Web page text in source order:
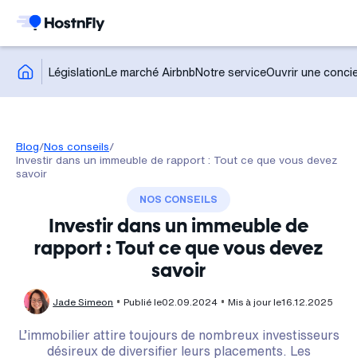
LégislationLe marché AirbnbNotre serviceOuvrir une
Blog/Nos conseils/
Investir dans un immeuble de rapport : Tout ce que vous devez
savoir
NOS CONSEILS
Investir dans un immeuble de
rapport : Tout ce que vous devez
savoir
Jade Simeon Publié le02.09.2024 Mis à jour le16.12.2025
L’immobilier attire toujours de nombreux investisseurs
désireux de diversifier leurs placements. Les